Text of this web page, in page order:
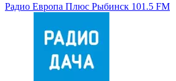
Радио Европа Плюс Рыбинск 101.5 FM